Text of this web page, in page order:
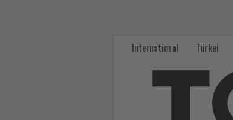
International Türkei